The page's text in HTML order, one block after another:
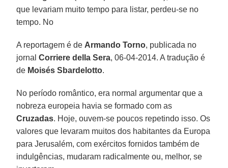
que levariam muito tempo para listar, perdeu-se no
tempo. No
A reportagem é de Armando Torno, publicada no
jornalCorriere della Sera, 06-04-2014. A tradução é
de Moisés Sbardelotto.
No período romântico, era normal argumentar que a
nobreza europeia havia se formado com as
Cruzadas. Hoje, ouvem-se poucos repetindo isso. Os
valores que levaram muitos dos habitantes da Europa
para Jerusalém, com exércitos fornidos também de
indulgências, mudaram radicalmente ou, melhor, se